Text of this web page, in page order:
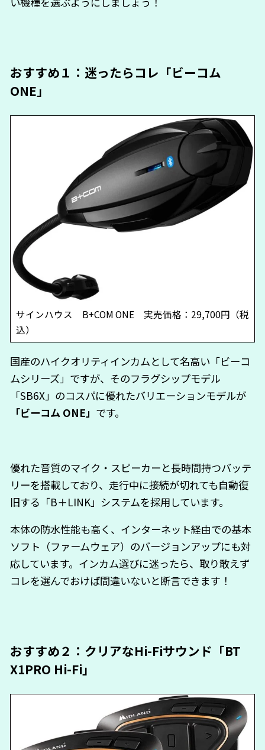
おすすめ１：迷ったらコレ「ビーコム
ONE」
サインハウス B+COM ONE 実売価格：29,700円（税
込）
国産のハイクオリティインカムとして名高い「ビーコ
ムシリーズ」ですが、そのフラグシップモデル
「SB6X」のコスパに優れたバリエーションモデルが
「ビーコム ONE」 です。
優れた音質のマイク・スピーカーと長時間持つバッテ
リーを搭載しており、走行中に接続が切れても自動復
旧する「B＋LINK」システムを採用しています。
本体の防水性能も高く、インターネット経由での基本
ソフト（ファームウェア）のバージョンアップにも対
応しています。インカム選びに迷ったら、取り敢えず
コレを選んでおけば間違いないと断言できます！
おすすめ２：クリアなHi-Fiサウンド「BT
X1PRO Hi-Fi」